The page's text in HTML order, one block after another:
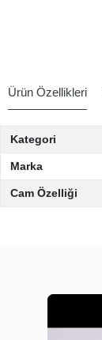
Ürün Özellikleri
Kategori
Marka
Cam Özelliği